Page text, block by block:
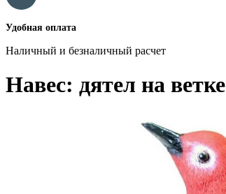
Удобная оплата
Наличный и безналичный расчет
Навес: дятел на ветке